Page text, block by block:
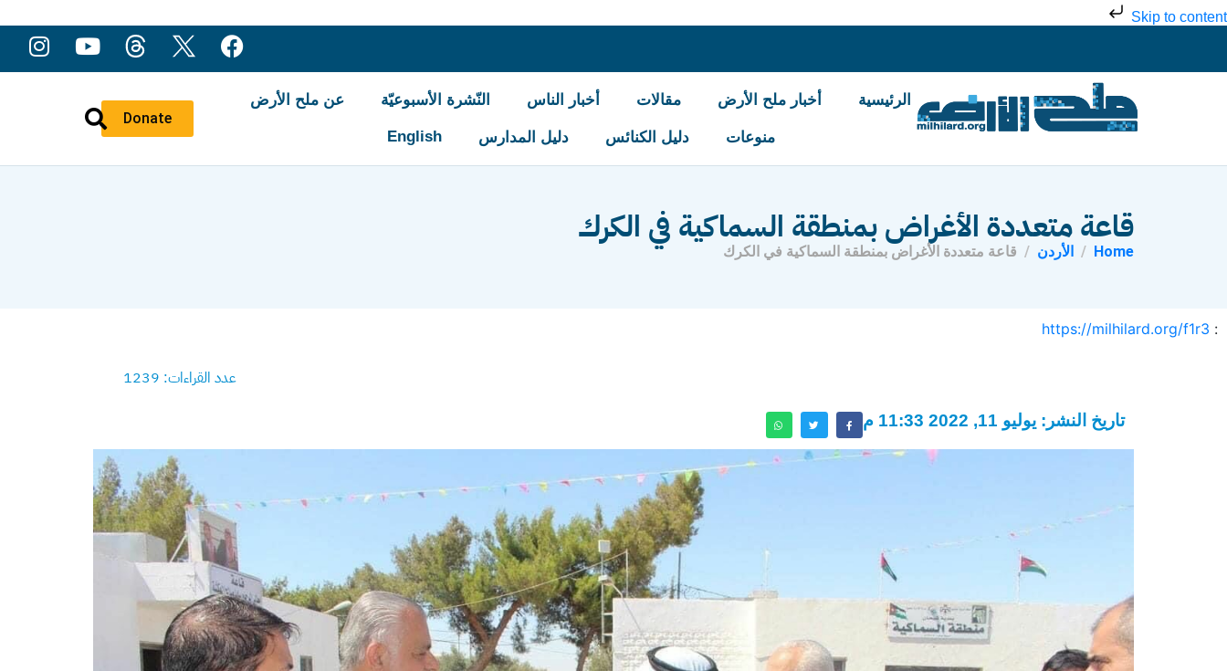
Skip to content
Donate
الرئيسية أخبار ملح الأرض مقالات أخبار الناس النّشرة الأسبوعيّة عن ملح الأرض
منوعات دليل الكنائس دليل المدارس English
قاعة متعددة الأغراض بمنطقة السماكية في الكرك
Home الأردن قاعة متعددة الأغراض بمنطقة السماكية في الكرك
:
https://milhilard.org/f1r3
عدد القراءات: 1239
تاريخ النشر: يوليو 11, 2022 11:33 م